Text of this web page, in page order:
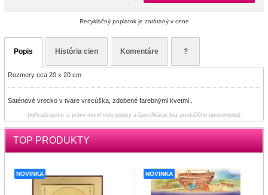
Recyklačný poplatok je zarátaný v cene
Popis História cien Komentáre ?
Rozmery cca 20 x 20 cm
Saténové vrecko v tvare vrecúška, zdobené farebnými kvetmi .
(vyhradzujeme si právo meniť tieto popisy a špecifikácie bez predošlého upozornenia)
TOP PRODUKTY
NOVINKA NOVINKA